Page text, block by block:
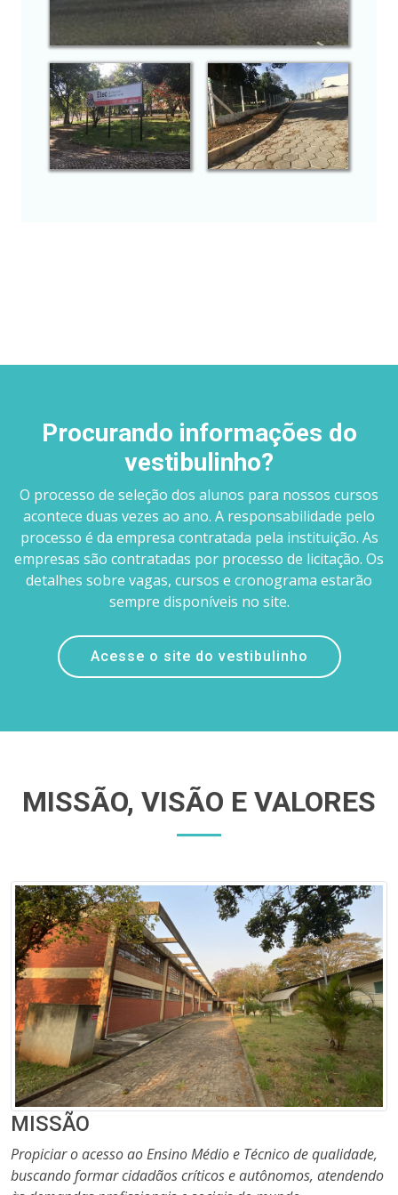
Procurando informações do
vestibulinho?
O processo de seleção dos alunos para nossos cursos
acontece duas vezes ao ano. A responsabilidade pelo
processo é da empresa contratada pela instituição. As
empresas são contratadas por processo de licitação. Os
detalhes sobre vagas, cursos e cronograma estarão
sempre disponíveis no site.
Acesse o site do vestibulinho
MISSÃO, VISÃO E VALORES
MISSÃO
Propiciar o acesso ao Ensino Médio e Técnico de qualidade,
buscando formar cidadãos críticos e autônomos, atendendo